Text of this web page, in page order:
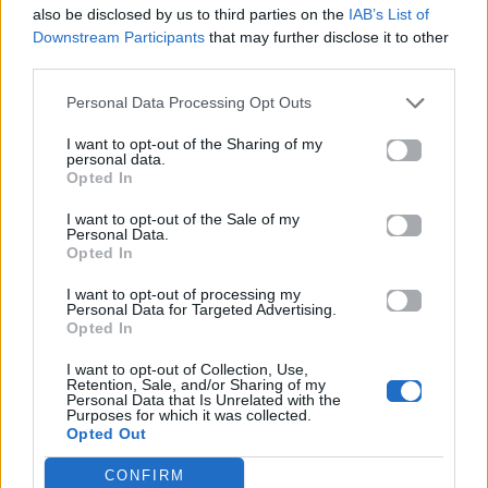
also be disclosed by us to third parties on the IAB’s List of
Downstream Participants that may further disclose it to other
Personal Data Processing Opt Outs
I want to opt-out of the Sharing of my
personal data.
Opted In
I want to opt-out of the Sale of my
Personal Data.
Opted In
I want to opt-out of processing my
Personal Data for Targeted Advertising.
Opted In
I want to opt-out of Collection, Use,
Retention, Sale, and/or Sharing of my
Personal Data that Is Unrelated with the
Purposes for which it was collected.
Opted Out
CONFIRM
Ακολουθήστε το
Mad.gr στο MSN
Μοιράσου αυτό το άρθρο
Προηγούμενο Επόμενο